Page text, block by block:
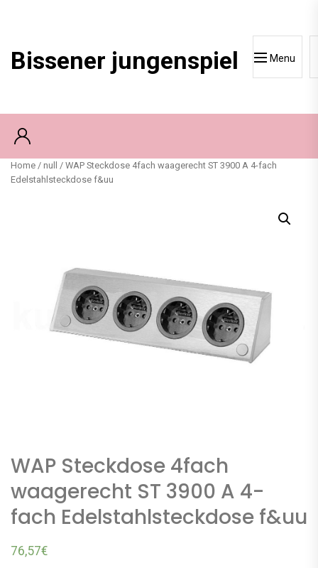
Bissener jungenspiel Menu
Home / null
/ WAP Steckdose 4fach waagerecht ST 3900 A 4-fach
Edelstahlsteckdose f&uu
WAP Steckdose 4fach
waagerecht ST 3900 A 4-
fach Edelstahlsteckdose f&uu
76,57€